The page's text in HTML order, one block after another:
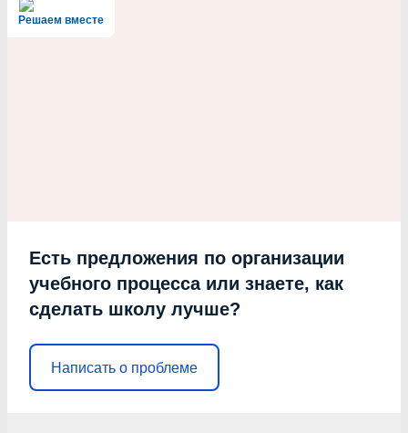
Решаем вместе
Есть предложения по организации
учебного процесса или знаете, как
сделать школу лучше?
Написать о проблеме